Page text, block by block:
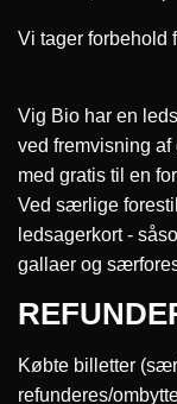
Vi tager forbehold
Vig Bio har en
ved fremvisning
med gratis til en
Ved særlige
ledsagerkort -
gallaer og
Købte billetter
refunderes/